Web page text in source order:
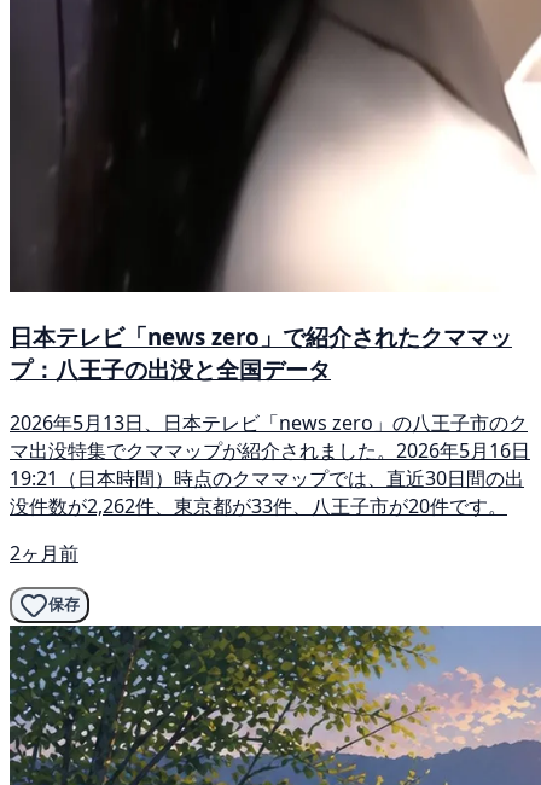
日本テレビ「news zero」で紹介されたクママッ
プ：八王子の出没と全国データ
2026年5月13日、日本テレビ「news zero」の八王子市のク
マ出没特集でクママップが紹介されました。2026年5月16日
19:21（日本時間）時点のクママップでは、直近30日間の出
没件数が2,262件、東京都が33件、八王子市が20件です。
2ヶ月前
保存